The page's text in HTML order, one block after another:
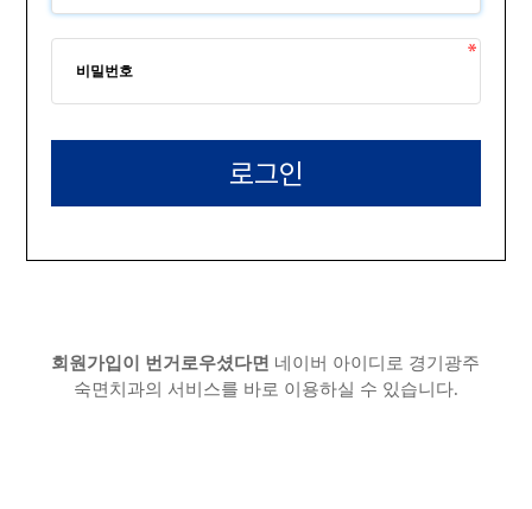
회원가입이 번거로우셨다면 네이버 아이디로 경기광주
숙면치과의 서비스를 바로 이용하실 수 있습니다.